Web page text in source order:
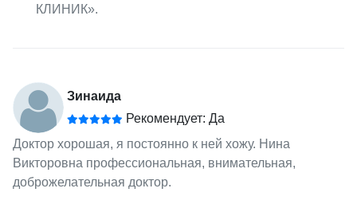
КЛИНИК».
Зинаида
Рекомендует: Да
Доктор хорошая, я постоянно к ней хожу. Нина
Викторовна профессиональная, внимательная,
доброжелательная доктор.